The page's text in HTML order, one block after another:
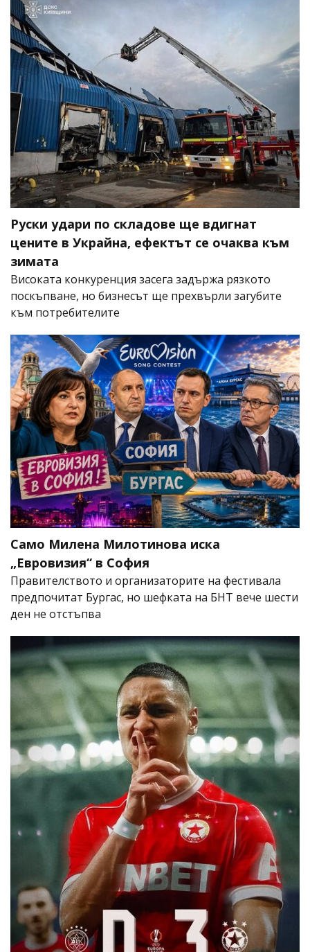
Руски удари по складове ще вдигнат
цените в Украйна, ефектът се очаква към
зимата
Високата конкуренция засега задържа рязкото
поскъпване, но бизнесът ще прехвърли загубите
към потребителите
Само Милена Милотинова иска
„Евровизия“ в София
Правителството и организаторите на фестивала
предпочитат Бургас, но шефката на БНТ вече шести
ден не отстъпва